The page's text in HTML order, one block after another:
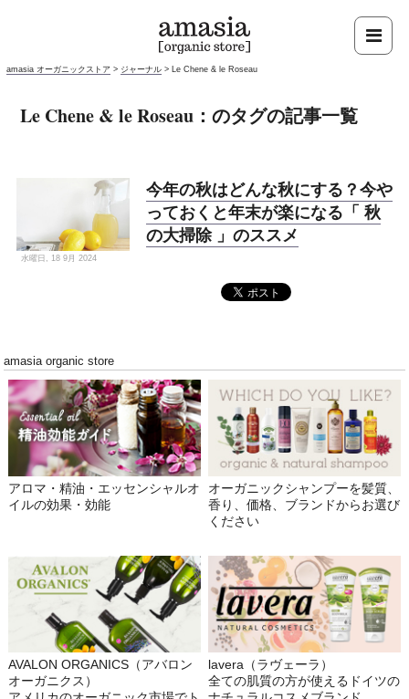
amasia オーガニックストア > ジャーナル > Le Chene & le Roseau
Le Chene & le Roseau：のタグの記事一覧
今年の秋はどんな秋にする？今や
っておくと年末が楽になる「 秋
の大掃除 」のススメ
水曜日, 18 9月 2024
amasia organic store
アロマ・精油・エッセンシャルオ
イルの効果・効能
オーガニックシャンプーを髪質、
香り、価格、ブランドからお選び
ください
AVALON ORGANICS（アバロン
オーガニクス）
lavera（ラヴェーラ）
全ての肌質の方が使えるドイツの